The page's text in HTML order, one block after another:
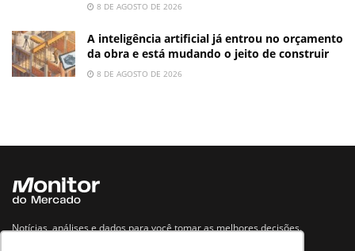
8 DE AGOSTO DE 2026
A inteligência artificial já entrou no orçamento
da obra e está mudando o jeito de construir
8 DE AGOSTO DE 2026
Notícias, análises e dados para você tomar as melhores decisões.